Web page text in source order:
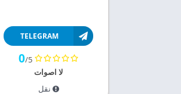
TELEGRAM
0/5
لا اصوات
نقل